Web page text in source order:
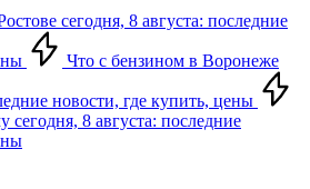
сегодня, 8 августа: последние
Что с бензином в Воронеже
новости, где купить, цены
8 августа: последние